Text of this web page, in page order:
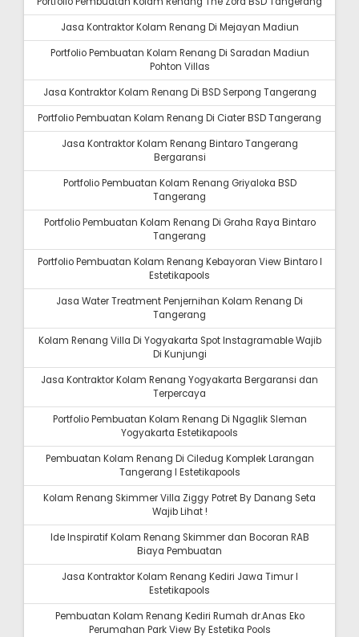
Jasa Kontraktor Kolam Renang Di Mejayan Madiun
Portfolio Pembuatan Kolam Renang Di Saradan Madiun
Pohton Villas
Jasa Kontraktor Kolam Renang Di BSD Serpong Tangerang
Portfolio Pembuatan Kolam Renang Di Ciater BSD Tangerang
Jasa Kontraktor Kolam Renang Bintaro Tangerang
Bergaransi
Portfolio Pembuatan Kolam Renang Griyaloka BSD
Tangerang
Portfolio Pembuatan Kolam Renang Di Graha Raya Bintaro
Tangerang
Portfolio Pembuatan Kolam Renang Kebayoran View Bintaro I
Estetikapools
Jasa Water Treatment Penjernihan Kolam Renang Di
Tangerang
Kolam Renang Villa Di Yogyakarta Spot Instagramable Wajib
Di Kunjungi
Jasa Kontraktor Kolam Renang Yogyakarta Bergaransi dan
Terpercaya
Portfolio Pembuatan Kolam Renang Di Ngaglik Sleman
Yogyakarta Estetikapools
Pembuatan Kolam Renang Di Ciledug Komplek Larangan
Tangerang I Estetikapools
Kolam Renang Skimmer Villa Ziggy Potret By Danang Seta
Wajib Lihat !
Ide Inspiratif Kolam Renang Skimmer dan Bocoran RAB
Biaya Pembuatan
Jasa Kontraktor Kolam Renang Kediri Jawa Timur I
Estetikapools
Pembuatan Kolam Renang Kediri Rumah dr.Anas Eko
Perumahan Park View By Estetika Pools